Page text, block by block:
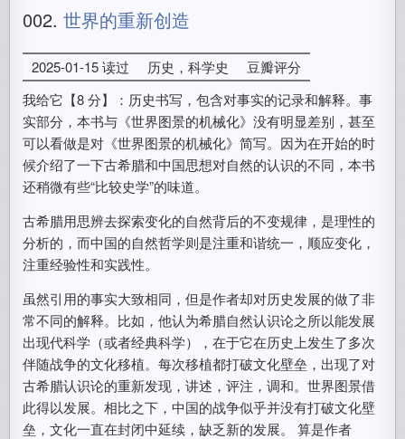
002.世界的重新创造
2025-01-15 读过 历史，科学史
豆瓣评分
我给它【8 分】：历史书写，包含对事实的记录和解释。事
实部分，本书与《世界图景的机械化》没有明显差别，甚至
可以看做是对《世界图景的机械化》简写。因为在开始的时
候介绍了一下古希腊和中国思想对自然的认识的不同，本书
还稍微有些“比较史学”的味道。
古希腊用思辨去探索变化的自然背后的不变规律，是理性的
分析的，而中国的自然哲学则是注重和谐统一，顺应变化，
注重经验性和实践性。
虽然引用的事实大致相同，但是作者却对历史发展的做了非
常不同的解释。比如，他认为希腊自然认识论之所以能发展
出现代科学（或者经典科学），在于它在历史上发生了多次
伴随战争的文化移植。每次移植都打破文化壁垒，出现了对
古希腊认识论的重新发现，讲述，评注，调和。世界图景借
此得以发展。相比之下，中国的战争似乎并没有打破文化壁
垒，文化一直在封闭中延续，缺乏新的发展。 算是作者